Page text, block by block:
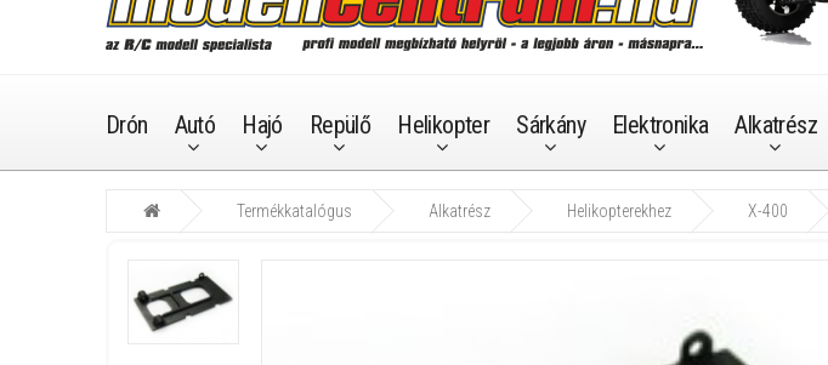
Drón Autó Hajó Repülő Helikopter Sárkány Elektronika Alkatrész
Termékkatalógus Alkatrész Helikopterekhez X-400